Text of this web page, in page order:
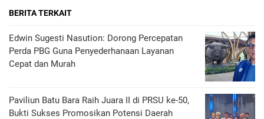
BERITA TERKAIT
Edwin Sugesti Nasution: Dorong Percepatan
Perda PBG Guna Penyederhanaan Layanan
Cepat dan Murah
Paviliun Batu Bara Raih Juara II di PRSU ke-50,
Bukti Sukses Promosikan Potensi Daerah